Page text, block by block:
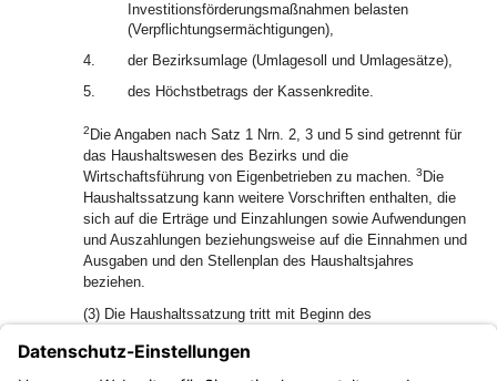
Investitionsförderungsmaßnahmen belasten
(Verpflichtungsermächtigungen),
4.
der Bezirksumlage (Umlagesoll und Umlagesätze),
5.
des Höchstbetrags der Kassenkredite.
2 Die Angaben nach Satz 1 Nrn. 2, 3 und 5 sind getrennt für
das Haushaltswesen des Bezirks und die
Wirtschaftsführung von Eigenbetrieben zu machen. 3 Die
Haushaltssatzung kann weitere Vorschriften enthalten, die
sich auf die Erträge und Einzahlungen sowie Aufwendungen
und Auszahlungen beziehungsweise auf die Einnahmen und
Ausgaben und den Stellenplan des Haushaltsjahres
beziehen.
(3) Die Haushaltssatzung tritt mit Beginn des
(4) Haushaltsjahr ist das Kalenderjahr, soweit für einzelne